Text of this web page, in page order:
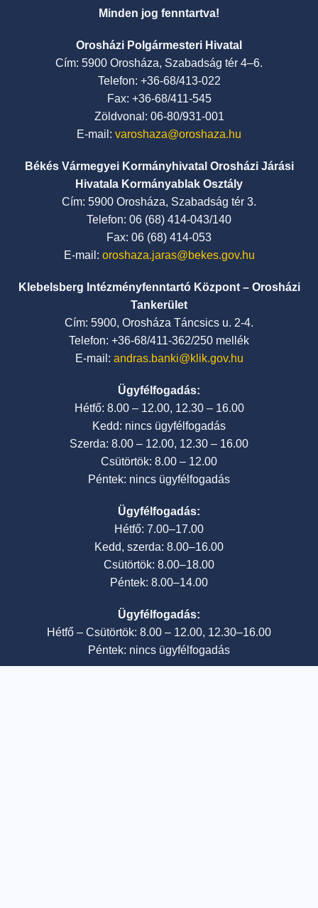
Minden jog fenntartva!
Orosházi Polgármesteri Hivatal
Cím: 5900 Orosháza, Szabadság tér 4–6.
Telefon: +36-68/413-022
Fax: +36-68/411-545
Zöldvonal: 06-80/931-001
E-mail: varoshaza@oroshaza.hu
Békés Vármegyei Kormányhivatal Orosházi Járási
Hivatala Kormányablak Osztály
Cím: 5900 Orosháza, Szabadság tér 3.
Telefon: 06 (68) 414-043/140
Fax: 06 (68) 414-053
E-mail: oroshaza.jaras@bekes.gov.hu
Klebelsberg Intézményfenntartó Központ – Orosházi
Tankerület
Cím: 5900, Orosháza Táncsics u. 2-4.
Telefon: +36-68/411-362/250 mellék
E-mail: andras.banki@klik.gov.hu
Ügyfélfogadás:
Hétfő: 8.00 – 12.00, 12.30 – 16.00
Kedd: nincs ügyfélfogadás
Szerda: 8.00 – 12.00, 12.30 – 16.00
Csütörtök: 8.00 – 12.00
Péntek: nincs ügyfélfogadás
Ügyfélfogadás:
Hétfő: 7.00–17.00
Kedd, szerda: 8.00–16.00
Csütörtök: 8.00–18.00
Péntek: 8.00–14.00
Ügyfélfogadás:
Hétfő – Csütörtök: 8.00 – 12.00, 12.30–16.00
Péntek: nincs ügyfélfogadás